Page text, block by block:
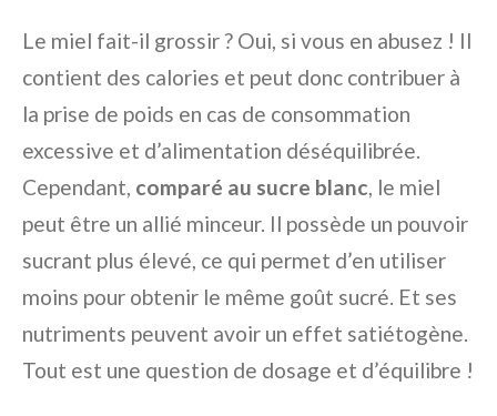
Le miel fait-il grossir ? Oui, si vous en abusez ! Il
contient des calories et peut donc contribuer à
la prise de poids en cas de consommation
excessive et d’alimentation déséquilibrée.
Cependant, comparé au sucre blanc, le miel
peut être un allié minceur. Il possède un pouvoir
sucrant plus élevé, ce qui permet d’en utiliser
moins pour obtenir le même goût sucré. Et ses
nutriments peuvent avoir un effet satiétogène.
Tout est une question de dosage et d’équilibre !